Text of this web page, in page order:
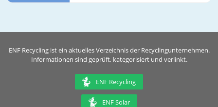
ENF Recycling ist ein aktuelles Verzeichnis der Recyclingunternehmen.
Informationen sind geprüft, kategorisiert und verlinkt.
ENF Recycling
ENF Solar